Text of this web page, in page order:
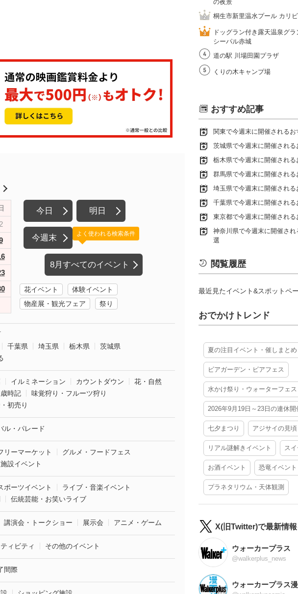
今日 明日
今週末
8月すべてのイベント
よく使われる検索条件
花イベント
体験イベント
物産展・観光フェア
祭り
千葉県
埼玉県 栃木県
茨城県
イルミネーション カウントダウン
花・自然
時記
味覚狩り・フルーツ狩り
初売り
ル・パレード
リーマーケット
グルメ・フードフェス
設イベント
ポーツイベント
ライブ・音楽イベント
伝統芸能・お笑いライブ
講演会・トークショー 展示会 アニメ・ゲーム
ィビティ その他のイベント
間際
の夜景
桐生市新里温水プール カリ
ドッグラン付き露天温泉グ
シーパル赤城
道の駅 川場田園プラザ
くりの木キャンプ場
おすすめ記事
関東で今週末に開催される
茨城県で今週末に開催され
栃木県で今週末に開催され
群馬県で今週末に開催され
埼玉県で今週末に開催され
千葉県で今週末に開催され
東京都で今週末に開催され
神奈川県で今週末に開催さ
選
閲覧履歴
最近見たイベント&スポットペ
おでかけトレンド
夏の注目イベント・催しまとめ
ビアガーデン・ビアフェス
水かけ祭り・ウォーターフェス
2026年9月19日～23日の連休開
七夕まつり アジサイの見頃
リアル謎解きイベント ス
お酒イベント 恐竜イベント
プラネタリウム・天体観測
X(旧Twitter)で最新情
ウォーカープラス
@walkerplus_news
ウォーカープラス